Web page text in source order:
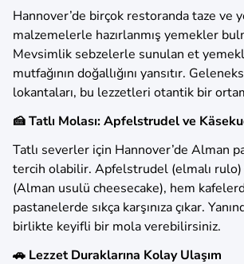
Hannover’de birçok restoranda taze ve
malzemelerle hazırlanmış yemekler
Mevsimlik sebzelerle sunulan et
mutfağının doğallığını yansıtır.
lokantaları, bu lezzetleri otantik bir
🍰 Tatlı Molası: Apfelstrudel ve
Tatlı severler için Hannover’de Alman
tercih olabilir. Apfelstrudel (elmalı rulo)
(Alman usulü cheesecake), hem
pastanelerde sıkça karşınıza çıkar.
birlikte keyifli bir mola verebilirsiniz.
🚗 Lezzet Duraklarına Kolay Ulaşım